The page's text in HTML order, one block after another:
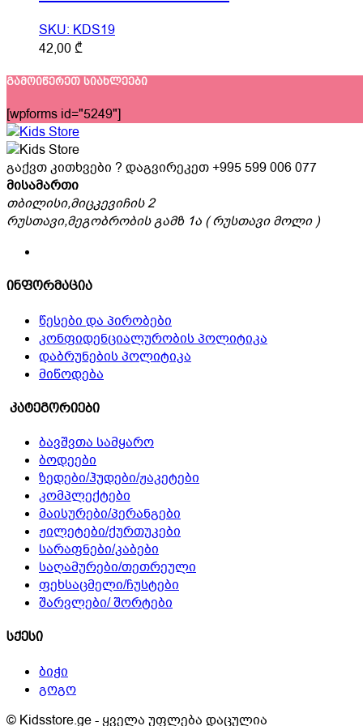
chosen
on
the
page
SKU: KDS19
42,00₾
has
variants.
may
chosen
on
page
გამოიწერეთ სიახლეები
[wpforms id="5249"]
გაქვთ კითხვები ? დაგვირეკეთ+995 599 006 077
მისამართი
თბილისი,მიცკევიჩის 2
რუსთავი,მეგობრობის გამზ 1ა ( რუსთავი მოლი )
ინფორმაცია
წესები და პირობები
კონფიდენციალურობის პოლიტიკა
დაბრუნების პოლიტიკა
მიწოდება
კატეგორიები
ბავშვთა სამყარო
ბოდეები
ზედები/ჰუდები/ჟაკეტები
კომპლექტები
მაისურები/პერანგები
ჟილეტები/ქურთუკები
სარაფნები/კაბები
საღამურები/თეთრეული
ფეხსაცმელი/ჩუსტები
შარვლები/ შორტები
სქესი
ბიჭი
გოგო
© Kidsstore.ge - ყველა უფლება დაცულია